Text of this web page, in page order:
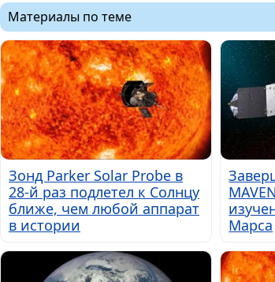
Материалы по теме
Зонд Parker Solar Probe в
28-й раз подлетел к Солнцу
ближе, чем любой аппарат
в истории
Марса